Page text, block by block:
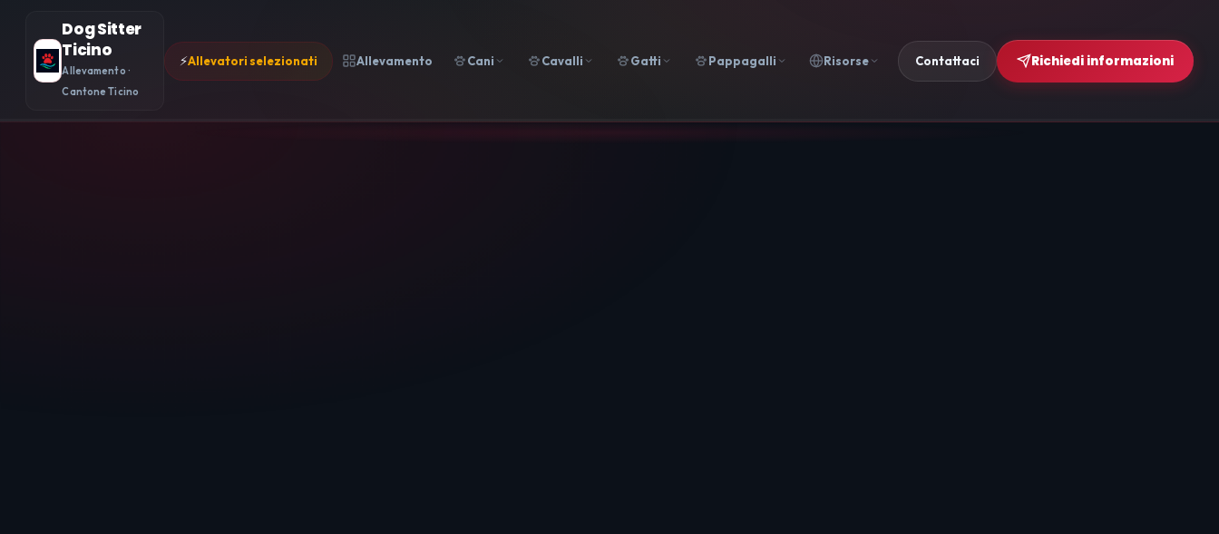
Dog Sitter
Ticino
Allevamento ·
Cantone Ticino
⚡Allevatori selezionati Allevamento Cani Cavalli Gatti Pappagalli Risorse Contattaci Richiedi informazioni